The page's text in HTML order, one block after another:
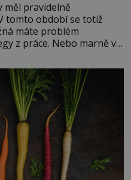
měl pravidelně
tomto období se totiž
máte problém
z práce. Nebo marně v
kdyby se paměť